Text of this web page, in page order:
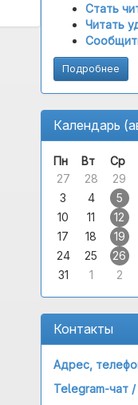
Стать
Читать
Подробнее
Календарь
Пн Вт Ср
27
28 29
3
4 5
10
11 12
17
18 19
24
25 26
31
1 2
Контакты
Адрес,
Telegram-чат /